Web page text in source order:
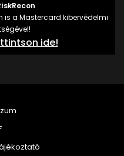
is a Mastercard kibervédelmi
ide!